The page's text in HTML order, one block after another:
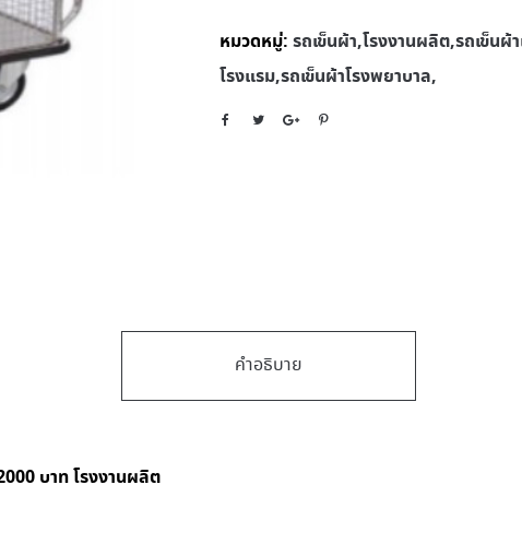
หมวดหมู่: รถเข็นผ้า,โรงงานผลิต,รถเข็นผ้
โรงแรม,รถเข็นผ้าโรงพยาบาล,
คำอธิบาย
บาท โรงงานผลิต